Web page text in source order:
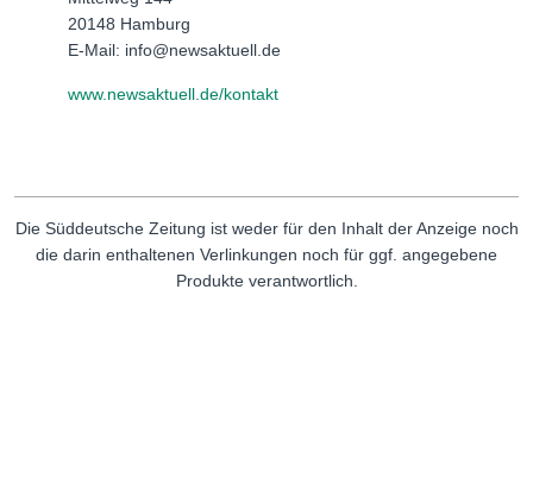
20148 Hamburg
E-Mail: info@newsaktuell.de
www.newsaktuell.de/kontakt
Die Süddeutsche Zeitung ist weder für den Inhalt der Anzeige noch
die darin enthaltenen Verlinkungen noch für ggf. angegebene
Produkte verantwortlich.